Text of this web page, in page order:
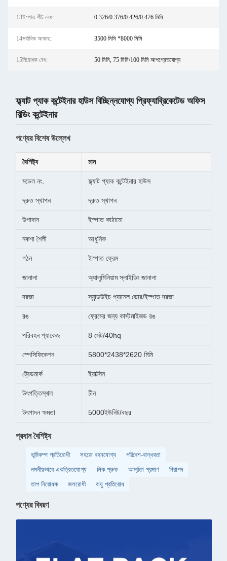
13ইস্পাত শীট বেধ: 0.326/0.376/0.426/0.476 মিমি
14সর্বাধিক আকার: 3500 মিমি *8000 মিমি
15নিরোধক বেধ: 50 মিমি, 75 মিমি/100 মিমি আপগ্রেডযোগ্য
ফ্ল্যাট প্যাক কন্টেইনার হাউস বিচ্ছিন্নযোগ্য প্রিফ্যাব্রিকেটেড অফিস
বিল্ডিং কন্টেইনার
পণ্যের বিশেষ উল্লেখ
বৈশিষ্ট্য মান
মডেল নং. ফ্ল্যাট প্যাক কন্টেইনার হাউস
দ্রুত স্থাপন দ্রুত স্থাপন
উপাদান ইস্পাত কাঠামো
নকশা শৈলী আধুনিক
গঠন ইস্পাত ফ্রেম
জানালা অ্যালুমিনিয়াম স্লাইডিং জানালা
দরজা স্যান্ডউইচ প্যানেল ডোর/ইস্পাত দরজা
রঙ ফ্রেমের জন্য কাস্টমাইজড রঙ
পরিবহন প্যাকেজ 8 সেট/40hq
স্পেসিফিকেশন 5800*2438*2620 মিমি
ট্রেডমার্ক ইয়াক্সিন
উৎপত্তিস্থল চীন
উৎপাদন ক্ষমতা 5000ইউনিট/বছর
প্রধান বৈশিষ্ট্য
ভূমিকম্প প্রতিরোধী সহজে বহনযোগ্য
পরিবেশ-বান্ধবতা
নমনীয়ভাবে একত্রিতযোগ্য
লিক প্রুফ আর্দ্রতা প্রমাণ
নিরাপদ
তাপ নিরোধক
জলরোধী বায়ু প্রতিরোধ
পণ্যের বিবরণ